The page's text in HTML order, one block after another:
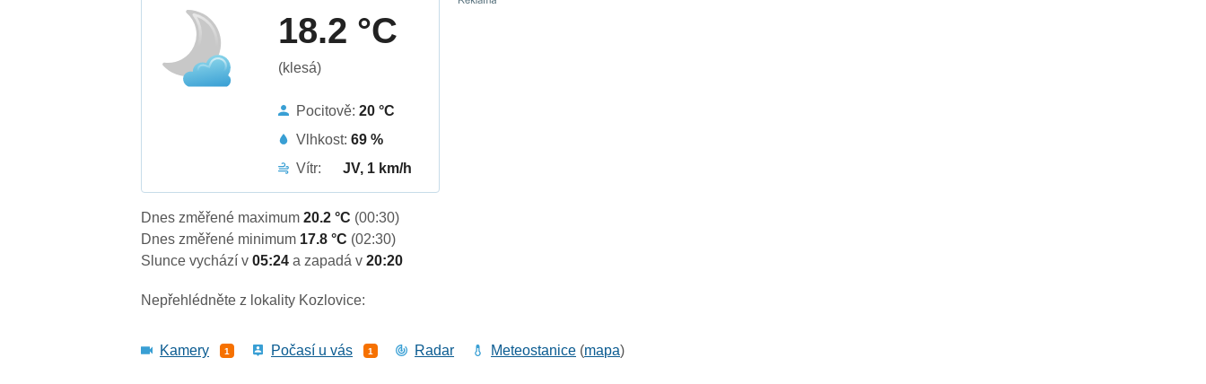
18.2 °C
(klesá)
Pocitově:20 °C
Vlhkost:69 %
Vítr:
JV, 1 km/h
Dnes změřené maximum20.2 °C (00:30)
Dnes změřené minimum 17.8 °C (02:30)
Slunce vychází v05:24a zapadá v20:20
Nepřehlédněte z lokality Kozlovice:
Kamery 1 Počasí u vás 1 Radar Meteostanice (mapa)